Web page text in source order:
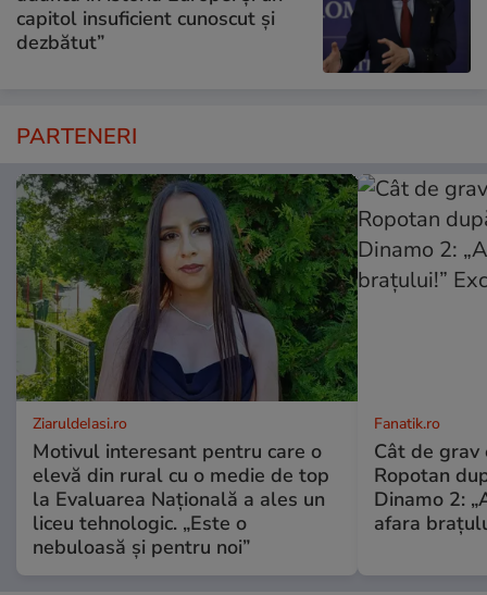
capitol insuficient cunoscut și
dezbătut”
PARTENERI
ZiaruldeIasi.ro
Motivul interesant pentru care o
elevă din rural cu o medie de top
la Evaluarea Națională a ales un
liceu tehnologic. „Este o
nebuloasă și pentru noi”
Fanatik.ro
Cât de
Ropotan
Dinamo 2:
afara